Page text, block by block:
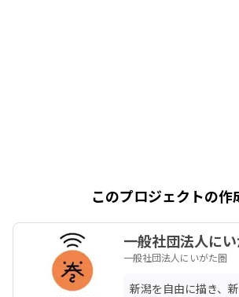
このプロジェクトの作
一般社団法人に
一般社団法人にいがた圏
新潟を自由に描き、